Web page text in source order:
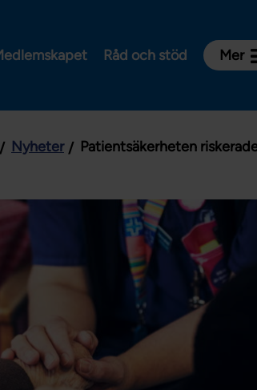
Råd och stöd Mer
Om Vårdförbundet
Aktiviteter och utbildningar
För dig som är:
Sjuksköterska
Röntgensjuksköterska
Biomedicinsk analytiker
Förtroendevald
Nyheter Patientsäkerheten